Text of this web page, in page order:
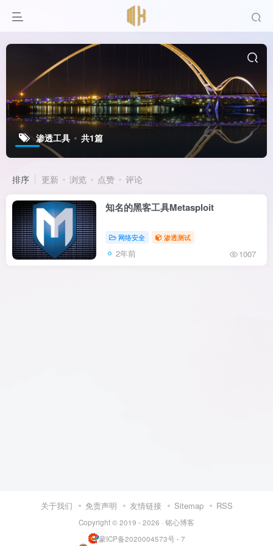
渗透工具 共1篇
排序 更新 浏览 点赞 评论
知名的黑客工具Metasploit
网络安全 渗透测试
2年前 1007
关于我们 免责声明 友情链接 Sitemap RSS
Copyright © 2019 - 2026 · 铭心博客
蒙ICP备2020004573号 - 7